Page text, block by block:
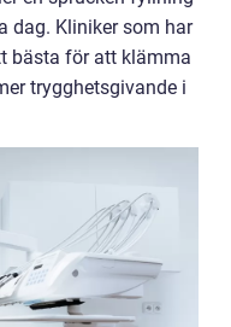
dag. Kliniker som har
bästa för att klämma
trygghetsgivande i